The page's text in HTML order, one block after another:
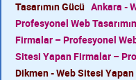
Tasarımın Gücü Ankara -
Profesyonel Web
Firmalar – Profesyonel
Sitesi Yapan Firmalar –
Dikmen - Web Sitesi